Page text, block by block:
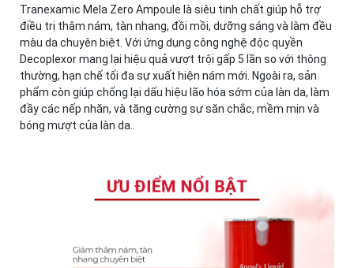
Tranexamic Mela Zero Ampoule là siêu tinh chất giúp hỗ trợ
điều trị thâm nám, tàn nhang, đồi mồi, dưỡng sáng và làm đều
màu da chuyên biệt. Với ứng dụng công nghệ độc quyền
Decoplexor mang lại hiệu quả vượt trội gấp 5 lần so với thông
thường, hạn chế tối đa sự xuất hiện nám mới. Ngoài ra, sản
phẩm còn giúp chống lại dấu hiệu lão hóa sớm của làn da, làm
đầy các nếp nhăn, và tăng cường sự săn chắc, mềm mịn và
bóng mượt của làn da..